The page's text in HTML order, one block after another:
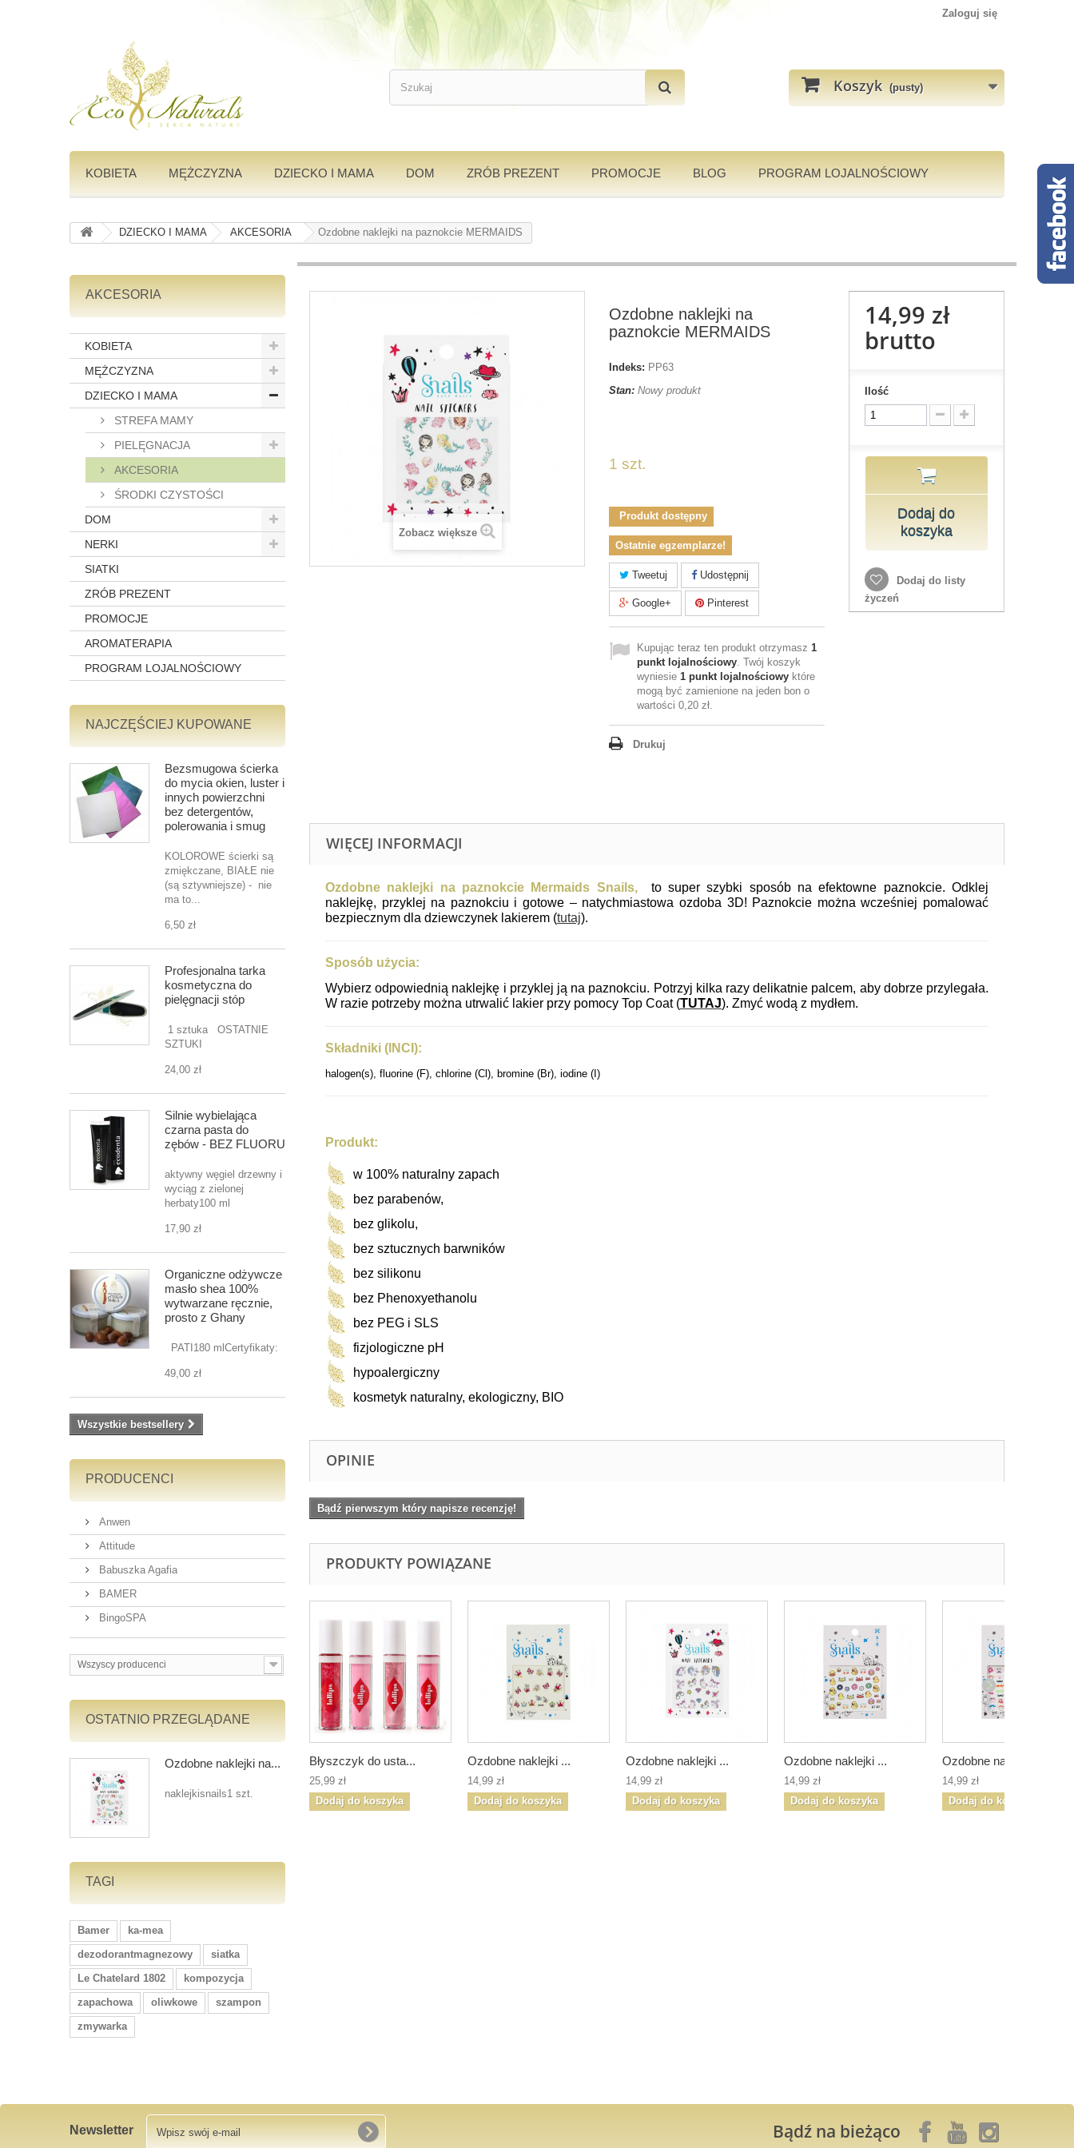
Zaloguj się
Koszyk (pusty)
KOBIETA MĘŻCZYZNA DZIECKO I MAMA DOM ZRÓB PREZENT PROMOCJE BLOG PROGRAM LOJALNOŚCIOWY
DZIECKO I MAMA AKCESORIA Ozdobne naklejki na paznokcie MERMAIDS
AKCESORIA
KOBIETA
MĘŻCZYZNA
DZIECKO I MAMA
STREFA MAMY
PIELĘGNACJA
AKCESORIA
ŚRODKI CZYSTOŚCI
DOM
NERKI
SIATKI
ZRÓB PREZENT
PROMOCJE
AROMATERAPIA
PROGRAM LOJALNOŚCIOWY
NAJCZĘŚCIEJ KUPOWANE
Bezsmugowa ścierka
do mycia okien, luster i
innych powierzchni
bez detergentów,
polerowania i smug
KOLOROWE ścierki są
zmiękczane, BIAŁE nie
(są sztywniejsze) - nie
ma to...
6,50 zł
Profesjonalna tarka
kosmetyczna do
pielęgnacji stóp
1 sztuka OSTATNIE
SZTUKI
24,00 zł
Silnie wybielająca
czarna pasta do
zębów - BEZ FLUORU
aktywny węgiel drzewny i
wyciąg z zielonej
herbaty100 ml
17,90 zł
Organiczne odżywcze
masło shea 100%
wytwarzane ręcznie,
prosto z Ghany
PATI180 mlCertyfikaty:
49,00 zł
Wszystkie bestsellery
PRODUCENCI
Anwen
Attitude
Babuszka Agafia
BAMER
BingoSPA
Wszyscy producenci
OSTATNIO PRZEGLĄDANE
Ozdobne naklejki na...
naklejkisnails1 szt.
TAGI
Bamer
ka-mea
dezodorantmagnezowy
siatka
Le Chatelard 1802
kompozycja
zapachowa
oliwkowe
szampon
zmywarka
Zobacz większe
Ozdobne naklejki na
paznokcie MERMAIDS
Indeks: PP63
Stan: Nowy produkt
1 szt.
Produkt dostępny
Ostatnie egzemplarze!
Tweetuj Udostępnij
Google+ Pinterest
Kupując teraz ten produkt otrzymasz 1
punkt lojalnościowy. Twój koszyk
wyniesie 1 punkt lojalnościowy które
mogą być zamienione na jeden bon o
wartości 0,20 zł.
Drukuj
14,99 zł
brutto
Ilość
Dodaj do
koszyka
Dodaj do listy
życzeń
WIĘCEJ INFORMACJI
Ozdobne naklejki na paznokcie Mermaids Snails,
to super szybki sposób na efektowne paznokcie. Odklej
naklejkę, przyklej na paznokciu i gotowe – natychmiastowa ozdoba 3D! Paznokcie można wcześniej pomalować
bezpiecznym dla dziewczynek lakierem (tutaj).
Sposób użycia:
Wybierz odpowiednią naklejkę i przyklej ją na paznokciu. Potrzyj kilka razy delikatnie palcem, aby dobrze przylegała.
W razie potrzeby można utrwalić lakier przy pomocy Top Coat (TUTAJ). Zmyć wodą z mydłem.
Składniki (INCI):
halogen(s), fluorine (F), chlorine (Cl), bromine (Br), iodine (I)
Produkt:
w 100% naturalny zapach
bez parabenów,
bez glikolu,
bez sztucznych barwników
bez silikonu
bez Phenoxyethanolu
bez PEG i SLS
fizjologiczne pH
hypoalergiczny
kosmetyk naturalny, ekologiczny, BIO
OPINIE
Bądź pierwszym który napisze recenzję!
PRODUKTY POWIĄZANE
Błyszczyk do usta...
25,99 zł
Dodaj do koszyka
Ozdobne naklejki ...
14,99 zł
Dodaj do koszyka
Ozdobne naklejki ...
14,99 zł
Dodaj do koszyka
Ozdobne naklejki ...
14,99 zł
Dodaj do koszyka
Ozdobne naklejki ...
14,99 zł
Dodaj do koszyka
Newsletter Bądź na bieżąco